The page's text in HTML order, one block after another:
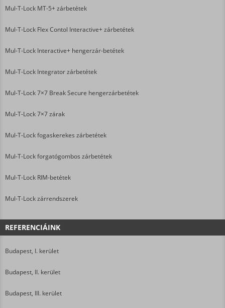
Mul-T-Lock MT-5+ zárbetétek
Mul-T-Lock Flex Contol Interactive+ zárbetétek
Mul-T-Lock Interactive+ hengerzár-betétek
Mul-T-Lock Integrator zárbetétek
Mul-T-Lock 7×7 Break Secure hengerzárbetétek
Mul-T-Lock 7×7 zárak
Mul-T-Lock fogaskerekes zárbetétek
Mul-T-Lock forgatógombos zárbetétek
Mul-T-Lock RIM-betétek
Mul-T-Lock zárrendszerek
REFERENCIÁINK
Budapest, I. kerület
Budapest, II. kerület
Budapest, III. kerület